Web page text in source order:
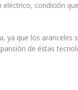
condición
ya que los aranceles
de éstas